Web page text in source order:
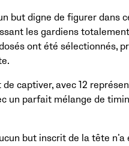
but digne de figurer dans
les gardiens
ont été sélectionnés,
captiver, avec 12
un parfait mélange de
but inscrit de la tête